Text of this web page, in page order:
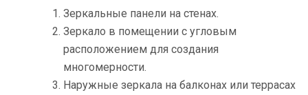
Зеркальные панели на стенах.
Зеркало в помещении с угловым
расположением для создания
многомерности.
Наружные зеркала на балконах или террасах